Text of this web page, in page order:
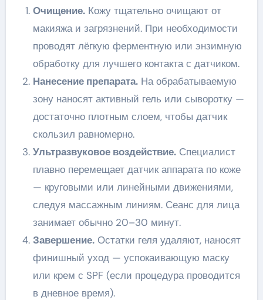
Очищение.Кожу тщательно очищают от
макияжа и загрязнений. При необходимости
проводят лёгкую ферментную или энзимную
обработку для лучшего контакта с датчиком.
Нанесение препарата.На обрабатываемую
зону наносят активный гель или сыворотку —
достаточно плотным слоем, чтобы датчик
скользил равномерно.
Ультразвуковое воздействие.Специалист
плавно перемещает датчик аппарата по коже
— круговыми или линейными движениями,
следуя массажным линиям. Сеанс для лица
занимает обычно 20–30 минут.
Завершение.Остатки геля удаляют, наносят
финишный уход — успокаивающую маску
или крем с SPF (если процедура проводится
в дневное время).